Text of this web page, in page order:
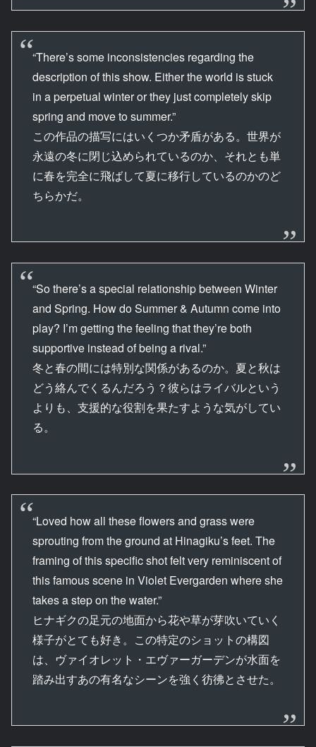
“There’s some inconsistencies regarding the
description of this show. Either the world is stuck
in a perpetual winter or they just completely skip
spring and move to summer.”
この作品の描写にはいくつか矛盾がある。世界が
永遠の冬に閉じ込められているのか、それとも単
に春を完全に飛ばして夏に移行しているのかのど
ちらかだ。
“So there’s a special relationship between Winter
and Spring. How do Summer & Autumn come into
play? I’m getting the feeling that they’re both
supportive instead of being a rival.”
冬と春の間には特別な関係があるのか。夏と秋は
どう絡んでくるんだろう？彼らはライバルという
よりも、支援的な役割を果たすような気がしてい
る。
“Loved how all these flowers and grass were
sprouting from the ground at Hinagiku’s feet. The
framing of this specific shot felt very reminiscent of
this famous scene in Violet Evergarden where she
takes a step on the water.”
ヒナギクの足元の地面から花や草が芽吹いていく
様子がとても好き。この特定のショットの構図
は、ヴァイオレット・エヴァーガーデンが水面を
踏み出すあの有名なシーンを強く彷彿とさせた。